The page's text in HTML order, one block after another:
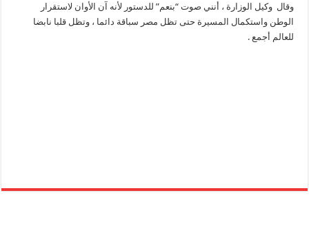
وقال وكيل الوزارة ، أنني صوت “بنعم” للدستور لأنه آن الأوان لاستقرار
الوطن واستكمال المسيرة حتى تظل مصر سباقة دائما ، وتظل قلبا نابضا
للعالم أجمع .